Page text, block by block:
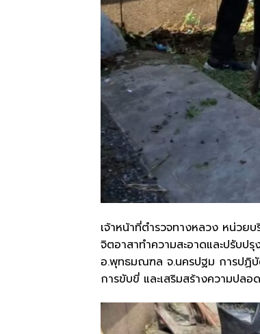
เจ้าหน้าที่ตำรวจทางหลวง หน่วย
จิตอาสาทำความสะอาดและปรับ
อ.พุทธมณฑล จ.นครปฐม ​การปฏิบั
การขับขี่ และเสริมสร้างความปลอ